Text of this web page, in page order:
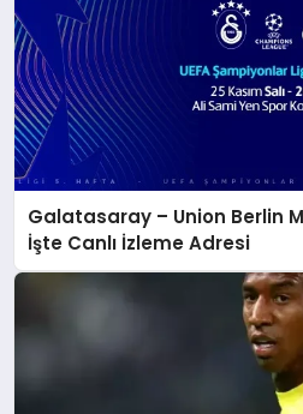
Galatasaray – Union Berlin
İşte Canlı İzleme Adresi